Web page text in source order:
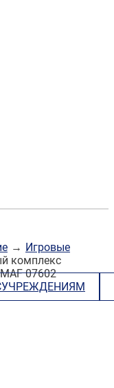
→ Игровые
комплекс
07602